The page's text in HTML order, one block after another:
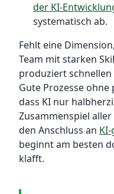
der KI-
systematisch ab.
Fehlt eine
Team mit starken
produziert schnellen
Gute Prozesse
dass KI nur
Zusammenspiel
den Anschluss an
beginnt am besten
klafft.